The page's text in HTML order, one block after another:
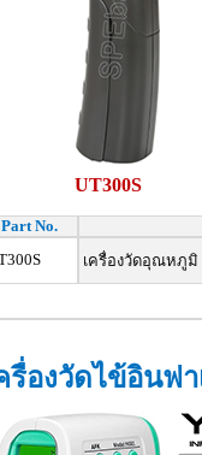
UT300S
Part No.
เครื่องวัดอุณหภูมิ
รื่องวัดไข้อินฟ